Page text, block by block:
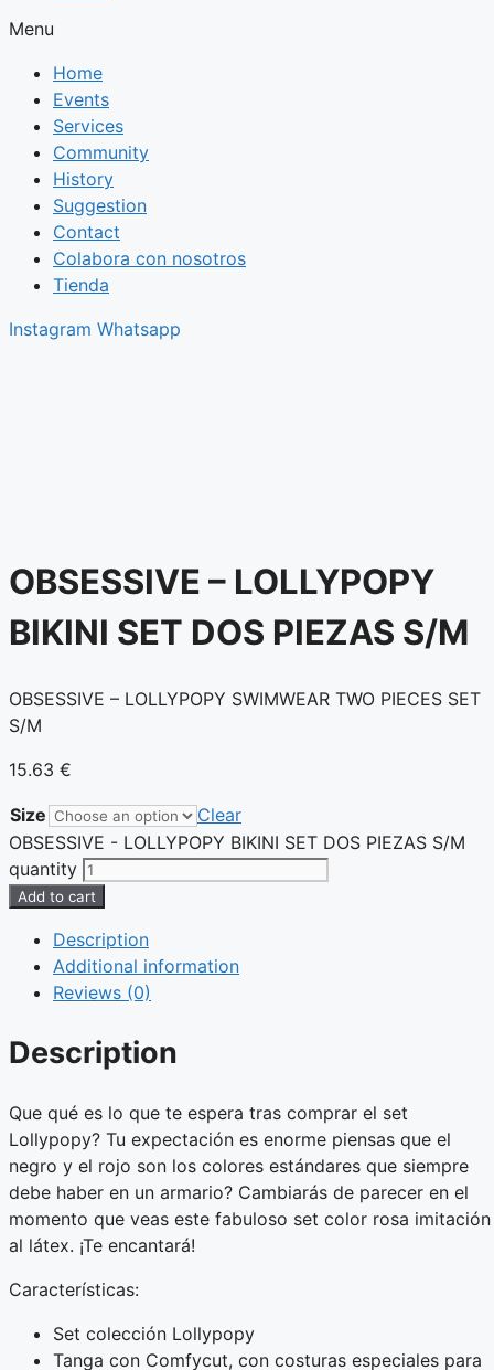
Menu
Home
Events
Services
Community
History
Suggestion
Contact
Colabora con nosotros
Tienda
Instagram Whatsapp
OBSESSIVE – LOLLYPOPY
BIKINI SET DOS PIEZAS S/M
OBSESSIVE – LOLLYPOPY SWIMWEAR TWO PIECES SET
S/M
15.63 €
Size
Clear
OBSESSIVE - LOLLYPOPY BIKINI SET DOS PIEZAS S/M
quantity
Add to cart
Description
Additional information
Reviews (0)
Description
Que qué es lo que te espera tras comprar el set
Lollypopy? Tu expectación es enorme piensas que el
negro y el rojo son los colores estándares que siempre
debe haber en un armario? Cambiarás de parecer en el
momento que veas este fabuloso set color rosa imitación
al látex. ¡Te encantará!
Características:
Set colección Lollypopy
Tanga con Comfycut, con costuras especiales para